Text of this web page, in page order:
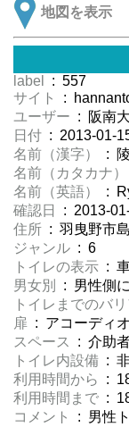
地図を表示
label
: 557
サイト
:
ユーザー : 阪南
日付 : 2013-01-
名前（漢字）
:
名前（カタカナ）
名前（英語）
:
確認日
: 2013-
住所 : 羽曳野市
ジャンル : 6
トイレの表示 :
男女別
: 男性側
トイレまでのバ
扉 : アコーディ
スペース
: 介助
トイレ内設備 :
利用時間から
:
利用時間まで :
コメント
: 男性